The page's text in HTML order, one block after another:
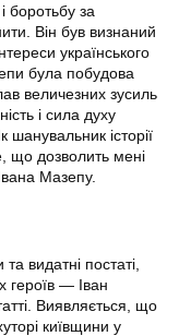
боротьбу за
Він був визнаний
українського
була побудова
величезних зусиль
і сила духу
шанувальник історії
що дозволить мені
Мазепу.
видатні постаті,
героїв — Іван
Виявляється, що
київщини у